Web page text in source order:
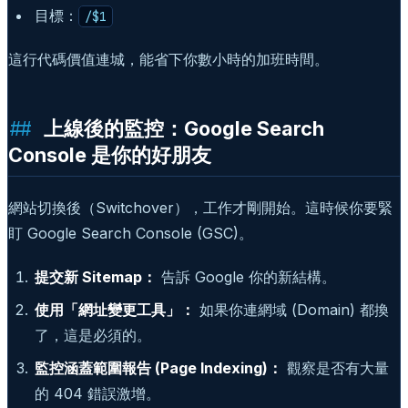
目標： /$1
這行代碼價值連城，能省下你數小時的加班時間。
上線後的監控：Google Search
Console 是你的好朋友
網站切換後（Switchover），工作才剛開始。這時候你要緊
盯 Google Search Console (GSC)。
提交新 Sitemap： 告訴 Google 你的新結構。
使用「網址變更工具」： 如果你連網域 (Domain) 都換
了，這是必須的。
監控涵蓋範圍報告 (Page Indexing)： 觀察是否有大量
的 404 錯誤激增。